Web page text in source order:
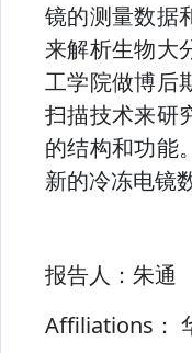
镜的测量数据
来解析⽣物⼤
⼯学院做博后
扫描技术来研
的结构和功能
新的冷冻电镜
报告人： 朱通
Affiliations：